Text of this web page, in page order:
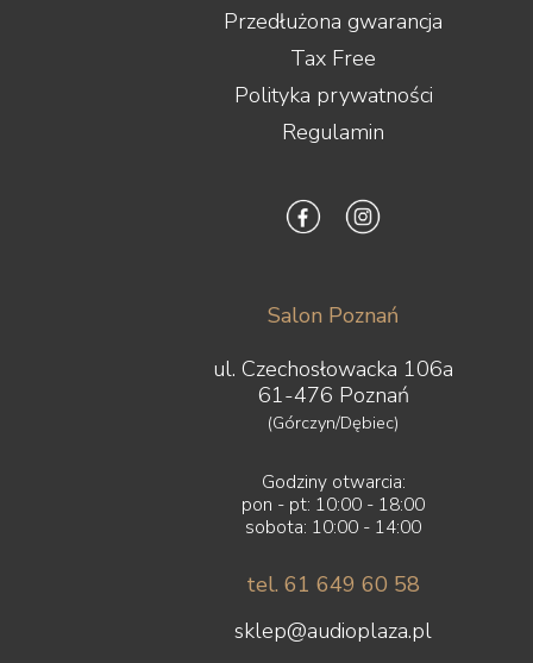
Przedłużona gwarancja
Tax Free
Polityka prywatności
Regulamin
Salon Poznań
ul. Czechosłowacka 106a
61-476 Poznań
(Górczyn/Dębiec)
Godziny otwarcia:
pon - pt: 10:00 - 18:00
sobota: 10:00 - 14:00
tel. 61 649 60 58
sklep@audioplaza.pl